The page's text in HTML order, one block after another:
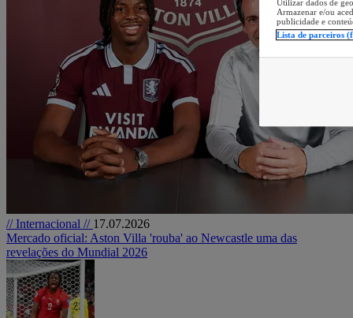
// Internacional // 17.07.2026
Mercado oficial: Aston Villa 'rouba' ao Newcastle uma das
revelações do Mundial 2026
Utilizar dados de
Armazenar e/ou
publicidade e
Lista de parceiros